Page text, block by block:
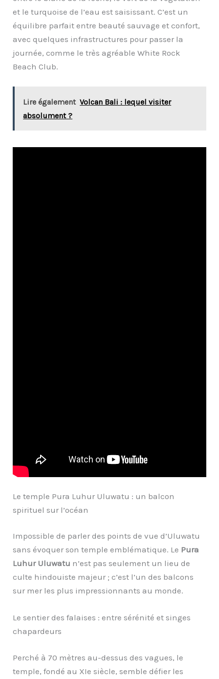
et le turquoise de l’eau est saisissant. C’est un
équilibre parfait entre beauté sauvage et confort,
avec quelques infrastructures pour passer la
journée, comme le très agréable White Rock
Beach Club.
Lire également Volcan Bali : lequel visiter
absolument ?
Le temple Pura Luhur Uluwatu : un balcon
spirituel sur l’océan
Impossible de parler des points de vue d’Uluwatu
sans évoquer son temple emblématique. Le Pura
Luhur Uluwatu n’est pas seulement un lieu de
culte hindouiste majeur ; c’est l’un des balcons
sur mer les plus impressionnants au monde.
Le sentier des falaises : entre sérénité et singes
chapardeurs
Perché à 70 mètres au-dessus des vagues, le
temple, fondé au XIe siècle, semble défier les